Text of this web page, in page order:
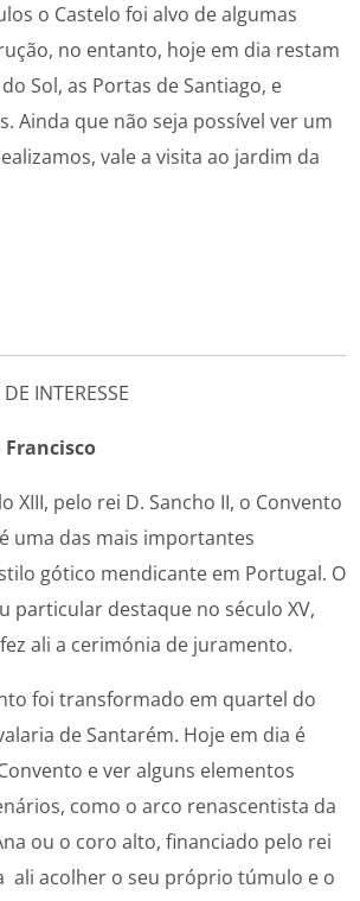
o Castelo foi alvo de algumas
no entanto, hoje em dia restam
Sol, as Portas de Santiago, e
Ainda que não seja possível ver um
vale a visita ao jardim da
INTERESSE
Francisco
XIII, pelo rei D. Sancho II, o Convento
uma das mais importantes
gótico mendicante em Portugal. O
particular destaque no século XV,
ali a cerimónia de juramento.
foi transformado em quartel do
de Santarém. Hoje em dia é
e ver alguns elementos
como o arco renascentista da
ou o coro alto, financiado pelo rei
ali acolher o seu próprio túmulo e o